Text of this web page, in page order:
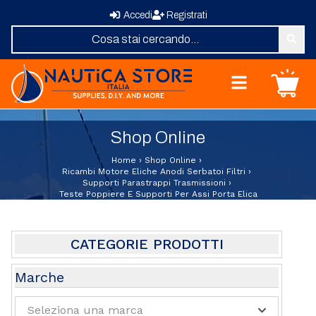
Accedi Registrati
Nautica Store Italia
Shop Online
Revisione Zattere
Fornitura Vele
Elica su Misura
Contatti
Carrello
Shop Online
Home › Shop Online ›
Ricambi Motore Eliche Anodi Serbatoi Filtri ›
Supporti Parastrappi Trasmissioni ›
Teste Poppiere E Supporti Per Assi Porta Elica
CATEGORIE PRODOTTI
Abbigliamento e Sport
Attrezzature e Allestimenti Coperta
Marche
Seleziona una marca